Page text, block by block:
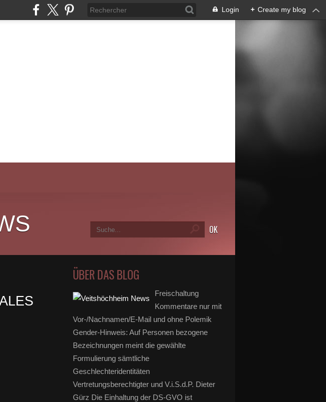
Login + Create my blog
ÜBER DAS BLOG
Freischaltung
Kommentare nur mit
Vor-/Nachnamen/E-Mail und ohne Polemik
Gender-Hinweis: Auf Personen bezogene
Bezeichnungen meint die gewählte
Formulierung sämtliche
Geschlechteridentitäten
Vertretungsberechtigter und V.i.S.d.P. Dieter
Gürz Die Einhaltung der DS-GVO ist